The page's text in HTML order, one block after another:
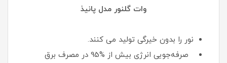
وات گلنور مدل پانیذ
نور را بدون خیرگی تولید می کنند.
صرفه‌جویی انرژی بیش از %95 در مصرف برق